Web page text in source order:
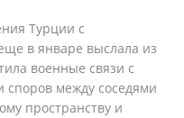
Турции с
в январе выслала из
военные связи с
споров между соседями
пространству и